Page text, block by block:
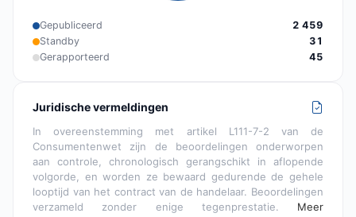
Gepubliceerd
2 459
Standby
31
Gerapporteerd
45
Juridische vermeldingen
In overeenstemming met artikel L111-7-2 van de
Consumentenwet zijn de beoordelingen onderworpen
aan controle, chronologisch gerangschikt in aflopende
volgorde, en worden ze bewaard gedurende de gehele
looptijd van het contract van de handelaar. Beoordelingen
verzameld zonder enige tegenprestatie. Meer